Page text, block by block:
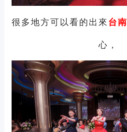
很多地方可以看的出來 台南
心，